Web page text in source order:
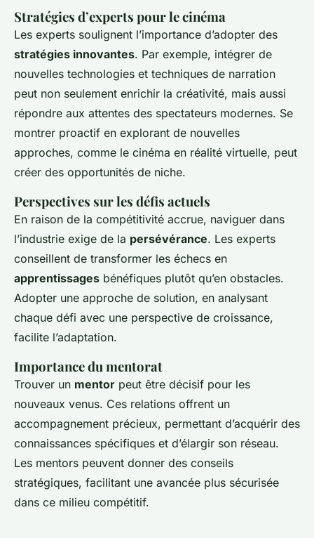
Stratégies d’experts pour le cinéma
Les experts soulignent l’importance d’adopter des
stratégies innovantes. Par exemple, intégrer de
nouvelles technologies et techniques de narration
peut non seulement enrichir la créativité, mais aussi
répondre aux attentes des spectateurs modernes. Se
montrer proactif en explorant de nouvelles
approches, comme le cinéma en réalité virtuelle, peut
créer des opportunités de niche.
Perspectives sur les défis actuels
En raison de la compétitivité accrue, naviguer dans
l’industrie exige de la persévérance. Les experts
conseillent de transformer les échecs en
apprentissages bénéfiques plutôt qu’en obstacles.
Adopter une approche de solution, en analysant
chaque défi avec une perspective de croissance,
facilite l’adaptation.
Importance du mentorat
Trouver un mentor peut être décisif pour les
nouveaux venus. Ces relations offrent un
accompagnement précieux, permettant d’acquérir des
connaissances spécifiques et d’élargir son réseau.
Les mentors peuvent donner des conseils
stratégiques, facilitant une avancée plus sécurisée
dans ce milieu compétitif.